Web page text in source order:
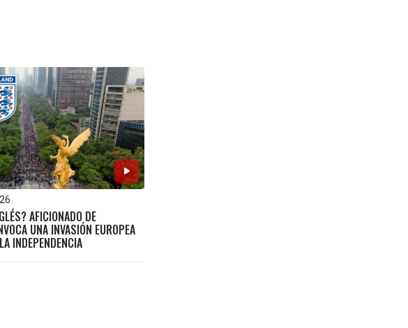
AFICIONADO DE
UNA INVASIÓN EUROPEA
INDEPENDENCIA